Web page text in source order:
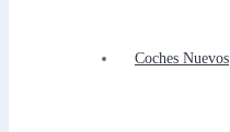
Coches Nuevos